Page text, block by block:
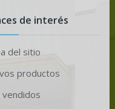
de interés
del sitio
productos
vendidos